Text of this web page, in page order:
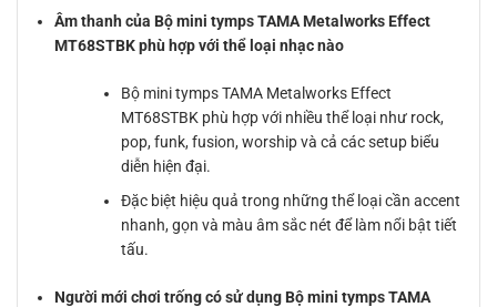
Âm thanh của Bộ mini tymps TAMA Metalworks Effect
MT68STBK phù hợp với thể loại nhạc nào
Bộ mini tymps TAMA Metalworks Effect
MT68STBK phù hợp với nhiều thể loại như rock,
pop, funk, fusion, worship và cả các setup biểu
diễn hiện đại.
Đặc biệt hiệu quả trong những thể loại cần accent
nhanh, gọn và màu âm sắc nét để làm nổi bật tiết
tấu.
Người mới chơi trống có sử dụng Bộ mini tymps TAMA